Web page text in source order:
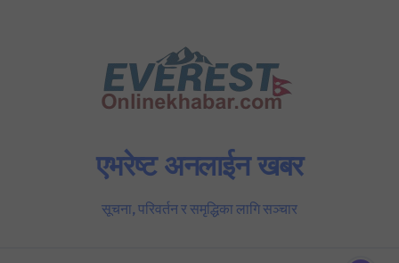
एभरेष्ट अनलाईन खबर
सूचना, परिवर्तन र समृद्धिका लागि सञ्चार